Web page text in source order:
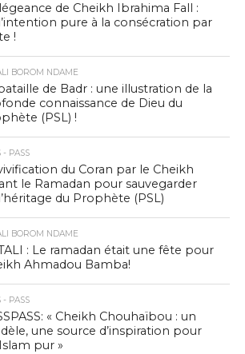
de Cheikh Ibrahima Fall :
pure à la consécration par
!
BOROM NDAME
de Badr : une illustration de la
connaissance de Dieu du
(PSL) !
- PASS
du Coran par le Cheikh
le Ramadan pour sauvegarder
du Prophète (PSL)
BOROM NDAME
: Le ramadan était une fête pour
Ahmadou Bamba!
- PASS
« Cheikh Chouhaïbou : un
une source d’inspiration pour
pur »